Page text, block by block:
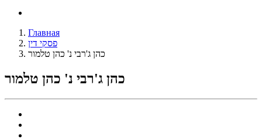
Главная
פסקי דין
כהן ג'רבי נ' כהן טלמור
כהן ג'רבי נ' כהן טלמור